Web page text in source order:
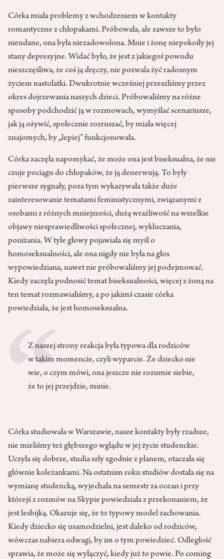
Córka miała problemy z wchodzeniem w kontakty
romantyczne z chłopakami. Próbowała, ale zawsze to było
nieudane, ona była niezadowolona. Mnie i żonę niepokoiły jej
stany depresyjne. Widać było, że jest z jakiegoś powodu
nieszczęśliwa, że coś ją dręczy, nie pozwala żyć radosnym
życiem nastolatki. Dwukrotnie wcześniej przeszliśmy przez
okres dojrzewania naszych dzieci. Próbowaliśmy na różne
sposoby podchodzić ją w rozmowach, wymyślać scenariusze,
jak ją ożywić, społecznie rozruszać, by miała więcej
znajomych, by „lepiej” funkcjonowała.
Córka zaczęła napomykać, że może ona jest biseksualna, że nie
czuje pociągu do chłopaków, że ją denerwują. To były
pierwsze sygnały, poza tym wykazywała także duże
zainteresowanie tematami feministycznymi, związanymi z
osobami z różnych mniejszości, dużą wrażliwość na wszelkie
objawy niesprawiedliwości społecznej, wykluczania,
poniżania. W tyle głowy pojawiała się myśl o
homoseksualności, ale ona nigdy nie była na głos
wypowiedziana, nawet nie próbowaliśmy jej podejmować.
Kiedy zaczęła podnosić temat biseksualności, więcej z żoną na
ten temat rozmawialiśmy, a po jakimś czasie córka
powiedziała, że jest homoseksualna.
Z naszej strony reakcja była typowa dla rodziców
w takim momencie, czyli wyparcie. Że dziecko nie
wie, o czym mówi, ona jeszcze nie rozumie siebie,
że to jej przejdzie, minie.
Córka studiowała w Warszawie, nasze kontakty były rzadsze,
nie mieliśmy też głębszego wglądu w jej życie studenckie.
Uczyła się dobrze, studia szły zgodnie z planem, otaczała się
głównie koleżankami. Na ostatnim roku studiów dostała się na
wymianę studencką, wyjechała na semestr za ocean i przy
którejś z rozmów na Skypie powiedziała z przekonaniem, że
jest lesbijką. Okazuje się, że to typowy model zachowania.
Kiedy dziecko się usamodzielni, jest daleko od rodziców,
wówczas nabiera odwagi, by im o tym powiedzieć. Odległość
sprawia, że może się wyłączyć, kiedy już to powie. Po coming